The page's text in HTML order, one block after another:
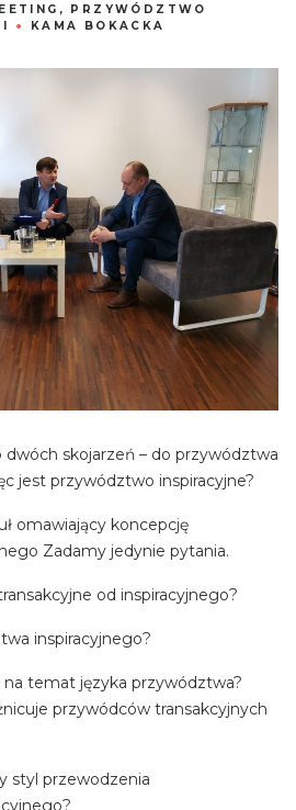
, PRZYWÓDZTWO
● KAMA BOKACKA
dwóch skojarzeń – do przywództwa
jest przywództwo inspiracyjne?
omawiający koncepcję
Zadamy jedynie pytania.
od inspiracyjnego?
inspiracyjnego?
temat języka przywództwa?
przywódców transakcyjnych
styl przewodzenia